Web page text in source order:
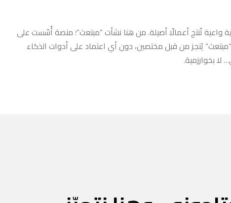
واعية تُنتج أعمالًا أصيلة. من هنا نشأت “مبتعث”؛ منصة أُسّست على
يُنجز من قبل مختصين، دون أي اعتماد على أدوات الذكاء
بخوارزمية.